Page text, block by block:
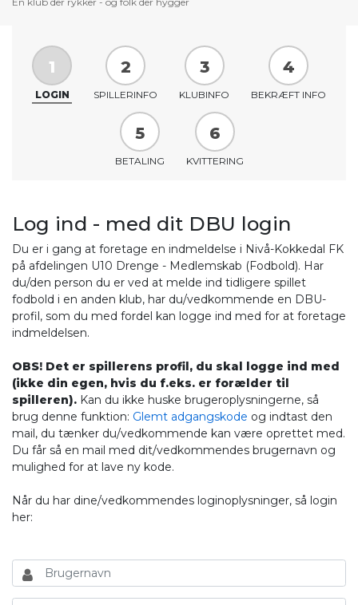
1
LOGIN
2
SPILLERINFO
3
KLUBINFO
4
BEKRÆFT INFO
5
BETALING
6
KVITTERING
Log ind - med dit DBU login
Du er i gang at foretage en indmeldelse i Nivå-Kokkedal FK
på afdelingen U10 Drenge - Medlemskab (Fodbold). Har
du/den person du er ved at melde ind tidligere spillet
fodbold i en anden klub, har du/vedkommende en DBU-
profil, som du med fordel kan logge ind med for at foretage
indmeldelsen.
OBS! Det er spillerens profil, du skal logge ind med
(ikke din egen, hvis du f.eks. er forælder til
spilleren). Kan du ikke huske brugeroplysningerne, så
brug denne funktion: Glemt adgangskode og indtast den
mail, du tænker du/vedkommende kan være oprettet med.
Du får så en mail med dit/vedkommendes brugernavn og
mulighed for at lave ny kode.
Når du har dine/vedkommendes loginoplysninger, så login
her: